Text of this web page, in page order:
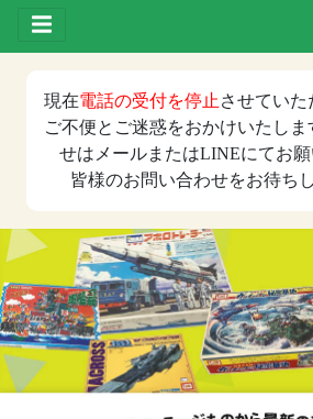
Toggle drawer
現在電話の受付を停止 させていた
ご不便とご迷惑をおかけいたし
せはメールまたはLINEにてお願
皆様のお問い合わせをお待ち